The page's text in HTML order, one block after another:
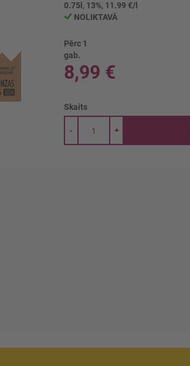
0.75l, 13%, 11.99 €/l
NOLIKTAVĀ
Pērc 1
gab.
8,99 €
Skaits
+
-